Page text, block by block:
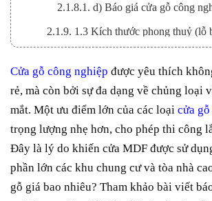
2.1.8.1. d) Báo giá cửa gỗ công
2.1.9. 1.3 Kích thước phong thuỷ (lỗ
nghiệp HDF
2.2. 2.Báo giá cửa gỗ công nghiệp
2.2.1. 2.1 Báo giá cửa gỗ công
Veneer
2.2.1.2. b) Ưu điểm cửa gỗ công
Cửa gỗ công nghiệp được yêu thích
rẻ, mà còn bởi sự đa dạng về chủng loại
mắt. Một ưu điểm lớn của các loại cửa
trọng lượng nhẹ hơn, cho phép thi công
Đây là lý do khiến cửa MDF được sử
phần lớn các khu chung cư và tòa nhà
gỗ giá bao nhiêu? Tham khảo bài viết